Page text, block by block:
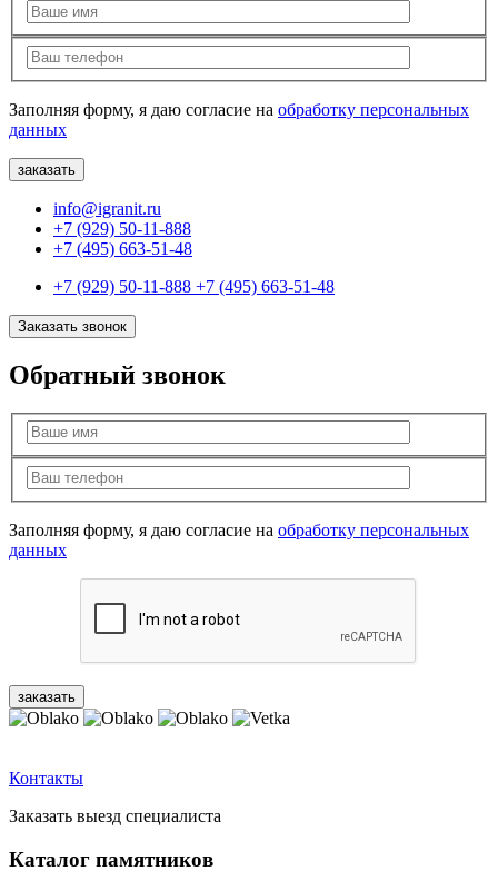
Заполняя форму, я даю согласие на обработку персональных
данных
info@igranit.ru
+7 (929) 50-11-888
+7 (495) 663-51-48
+7 (929) 50-11-888 +7 (495) 663-51-48
Заказать звонок
Обратный звонок
Заполняя форму, я даю согласие на обработку персональных
данных
Контакты
Заказать выезд специалиста
Каталог памятников